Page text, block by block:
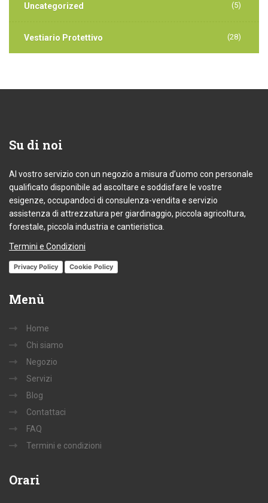
Uncategorized (5)
Vestiario Protettivo (28)
Su di noi
Al vostro servizio con un negozio a misura d’uomo con personale
qualificato disponibile ad ascoltare e soddisfare le vostre
esigenze, occupandoci di consulenza-vendita e servizio
assistenza di attrezzatura per giardinaggio, piccola agricoltura,
forestale, piccola industria e cantieristica.
Termini e Condizioni
Privacy Policy Cookie Policy
Menù
Home
Chi siamo
Negozio
Servizi
Blog
Contattaci
FAQ
Termini e condizioni
Orari